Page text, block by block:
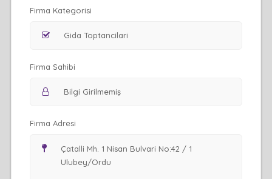
Firma Kategorisi
Firma Sahibi
Firma Adresi